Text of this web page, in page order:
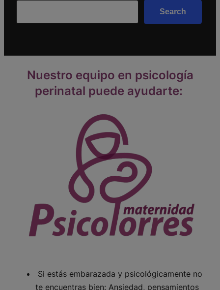
Search
Nuestro equipo en psicología
perinatal puede ayudarte:
Si estás embarazada y psicológicamente no
te encuentras bien: Ansiedad, pensamientos